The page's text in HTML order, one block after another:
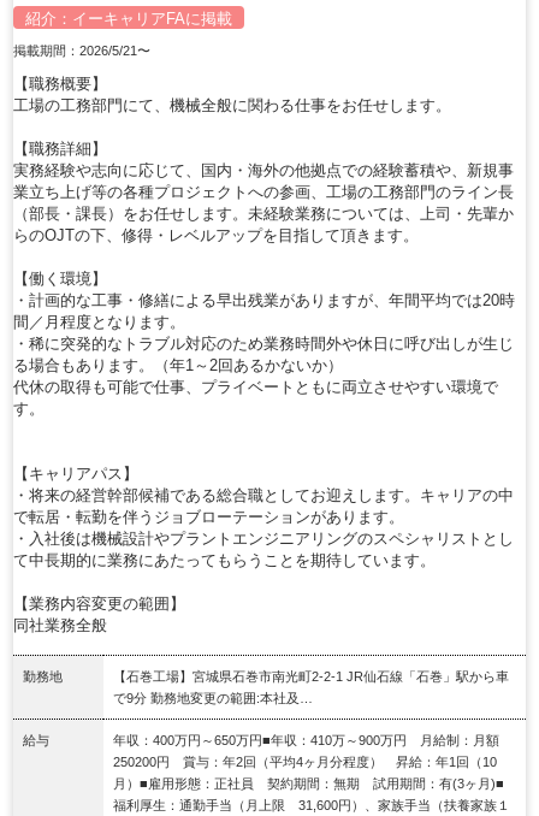
紹介： イーキャリアFAに掲載
掲載期間：2026/5/21〜
【職務概要】
工場の工務部門にて、機械全般に関わる仕事をお任せします。
【職務詳細】
実務経験や志向に応じて、国内・海外の他拠点での経験蓄積や、新規事
業立ち上げ等の各種プロジェクトへの参画、工場の工務部門のライン長
（部長・課長）をお任せします。未経験業務については、上司・先輩か
らのOJTの下、修得・レベルアップを目指して頂きます。
【働く環境】
・計画的な工事・修繕による早出残業がありますが、年間平均では20時
間／月程度となります。
・稀に突発的なトラブル対応のため業務時間外や休日に呼び出しが生じ
る場合もあります。（年1～2回あるかないか）
代休の取得も可能で仕事、プライベートともに両立させやすい環境で
す。
【キャリアパス】
・将来の経営幹部候補である総合職としてお迎えします。キャリアの中
で転居・転勤を伴うジョブローテーションがあります。
・入社後は機械設計やプラントエンジニアリングのスペシャリストとし
て中長期的に業務にあたってもらうことを期待しています。
【業務内容変更の範囲】
同社業務全般
勤務地
【石巻工場】宮城県石巻市南光町2-2-1 JR仙石線「石巻」駅から車
で9分 勤務地変更の範囲:本社及…
給与
年収：400万円～650万円■年収：410万～900万円 月給制：月額
250200円 賞与：年2回（平均4ヶ月分程度） 昇給：年1回（10
月）■雇用形態：正社員 契約期間：無期 試用期間：有(3ヶ月)■
福利厚生：通勤手当（月上限 31,600円）、家族手当（扶養家族１